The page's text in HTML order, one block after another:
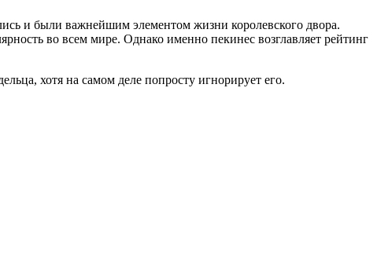
и были важнейшим элементом жизни королевского двора.
во всем мире. Однако именно пекинес возглавляет рейтинг
хотя на самом деле попросту игнорирует его.